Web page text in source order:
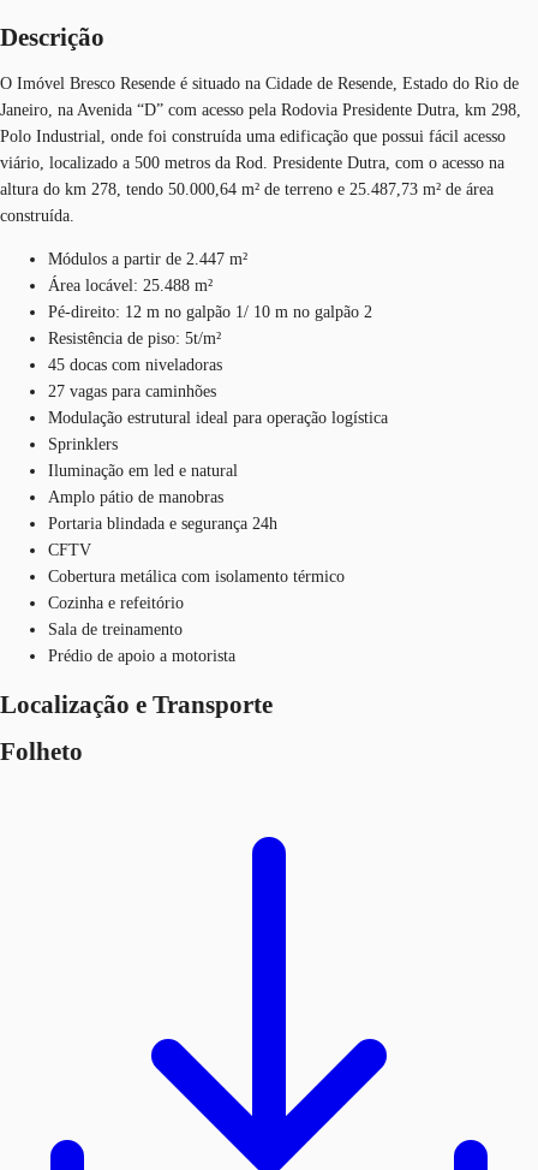
Descrição
O Imóvel Bresco Resende é situado na Cidade de Resende, Estado do Rio de
Janeiro, na Avenida “D” com acesso pela Rodovia Presidente Dutra, km 298,
Polo Industrial, onde foi construída uma edificação que possui fácil acesso
viário, localizado a 500 metros da Rod. Presidente Dutra, com o acesso na
altura do km 278, tendo 50.000,64 m² de terreno e 25.487,73 m² de área
construída.
Módulos a partir de 2.447 m²
Área locável: 25.488 m²
Pé-direito: 12 m no galpão 1/ 10 m no galpão 2
Resistência de piso: 5t/m²
45 docas com niveladoras
27 vagas para caminhões
Modulação estrutural ideal para operação logística
Sprinklers
Iluminação em led e natural
Amplo pátio de manobras
Portaria blindada e segurança 24h
CFTV
Cobertura metálica com isolamento térmico
Cozinha e refeitório
Sala de treinamento
Prédio de apoio a motorista
Localização e Transporte
Folheto